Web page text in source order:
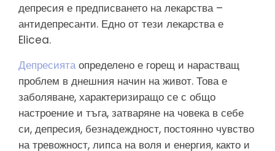
депресия е предписването на лекарства –
антидепресанти. Едно от тези лекарства е
Elicea.
Депресиятаопределено е горещ и нарастващ
проблем в днешния начин на живот. Това е
заболяване, характеризиращо се с общо
настроение и тъга, затваряне на човека в себе
си, депресия, безнадеждност, постоянно чувство
на тревожност, липса на воля и енергия, както и